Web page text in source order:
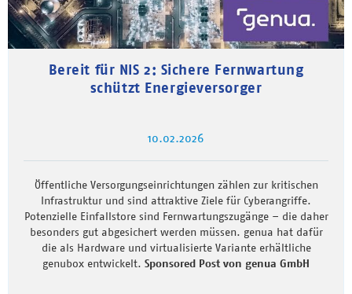
Bereit für NIS 2: Sichere Fernwartung
schützt Energieversorger
10.02.2026
Öffentliche Versorgungseinrichtungen zählen zur kritischen
Infrastruktur und sind attraktive Ziele für Cyberangriffe.
Potenzielle Einfallstore sind Fernwartungszugänge – die daher
besonders gut abgesichert werden müssen. genua hat dafür
die als Hardware und virtualisierte Variante erhältliche
genubox entwickelt. Sponsored Post von genua GmbH